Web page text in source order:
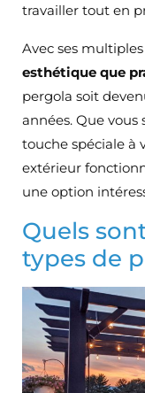
travailler tout en
Avec ses
esthétique que
pergola soit
années. Que
touche spéciale à
extérieur
une option
Quels
types de